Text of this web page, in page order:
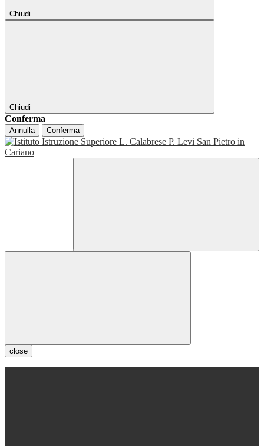
Chiudi
Chiudi
Conferma
Annulla Conferma
close